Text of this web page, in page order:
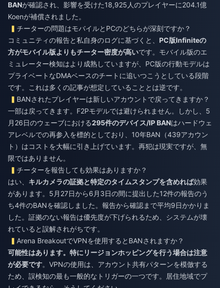
BANが確認され、影響を受けた18,925人のプレイヤーに204.1億
Koenが補償されました。
チーターの問題はモバイルとPCのどちらが深刻ですか？
コミュニティの報告と私自身のログに基づくと、 PC版Infiniteの
方がモバイル版よりもチーター密度が高いです。モバイル版のエ
ミュレーター検知はより成熟していますが、PC版の行動モデルは
プライベートなDMAベースのチートに追いつこうとしている段階
です。これは多くの記事が想定していることとは逆です。
BANされたプレイヤーは新しいアカウントで戻ってきますか？
一部は戻ってきます。F2Pモデルでは避けられません。しかし、5
月26日のウェーブにおける295件のデバイス/IP BANはハードウェ
アレベルでの再参入を標的としており、10年BAN（439アカウン
ト）はコストを大幅に引き上げています。再犯は現実ですが、無
限ではありません。
チーターを報告しても効果はありますか？
はい、 キルカメラの証拠と特定のタイムスタンプを含めれば効果
があります。5月27日から6月3日の間に提出した12件の報告のう
ち4件のBANを確認しました。報告から確認まで平均9日かかりま
した。証拠のない報告は優先度が下げられるため、システムが壊
れていると誤解されがちです。
Arena BreakoutでVPNを使用するとBANされますか？
可能性はあります。特にリージョンホッピングを行う場合は注意
が必要です。VPNの使用は、アカウント共有パターンを模倣する
ため、誤検知の最も一般的なトリガーの一つです。居住地域でプ